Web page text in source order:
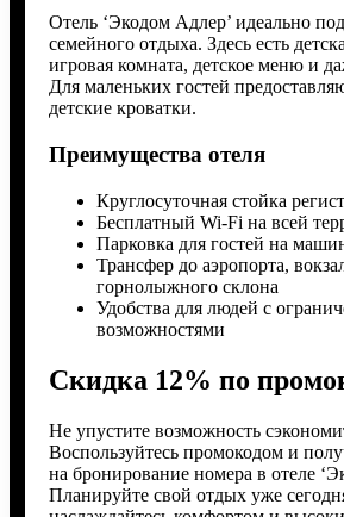
Отель ‘Экодом Адлер’ идеально
семейного отдыха. Здесь есть
игровая комната, детское меню и
Для маленьких гостей
детские кроватки.
Преимущества отеля
Круглосуточная стойка
Бесплатный Wi-Fi на всей
Парковка для гостей на
Трансфер до аэропорта,
горнолыжного склона
Удобства для людей с
возможностями
Скидка 12% по
Не упустите возможность
Воспользуйтесь промокодом и
на бронирование номера в отеле
Планируйте свой отдых уже